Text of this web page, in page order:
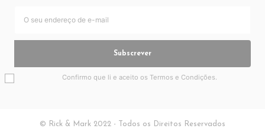
Subscrever
Confirmo que li e aceito os Termos e Condições
© Rick & Mark 2022 - Todos os Direitos Reservados